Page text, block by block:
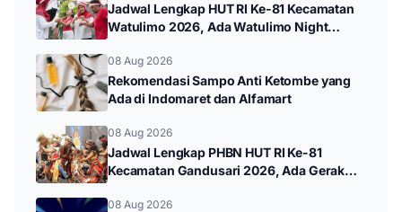
Jadwal Lengkap HUT RI Ke-81 Kecamatan
Watulimo 2026, Ada Watulimo Night
08 Aug 2026
Rekomendasi Sampo Anti Ketombe yang
Ada di Indomaret dan Alfamart
08 Aug 2026
Jadwal Lengkap PHBN HUT RI Ke-81
Kecamatan Gandusari 2026, Ada Gerak
08 Aug 2026